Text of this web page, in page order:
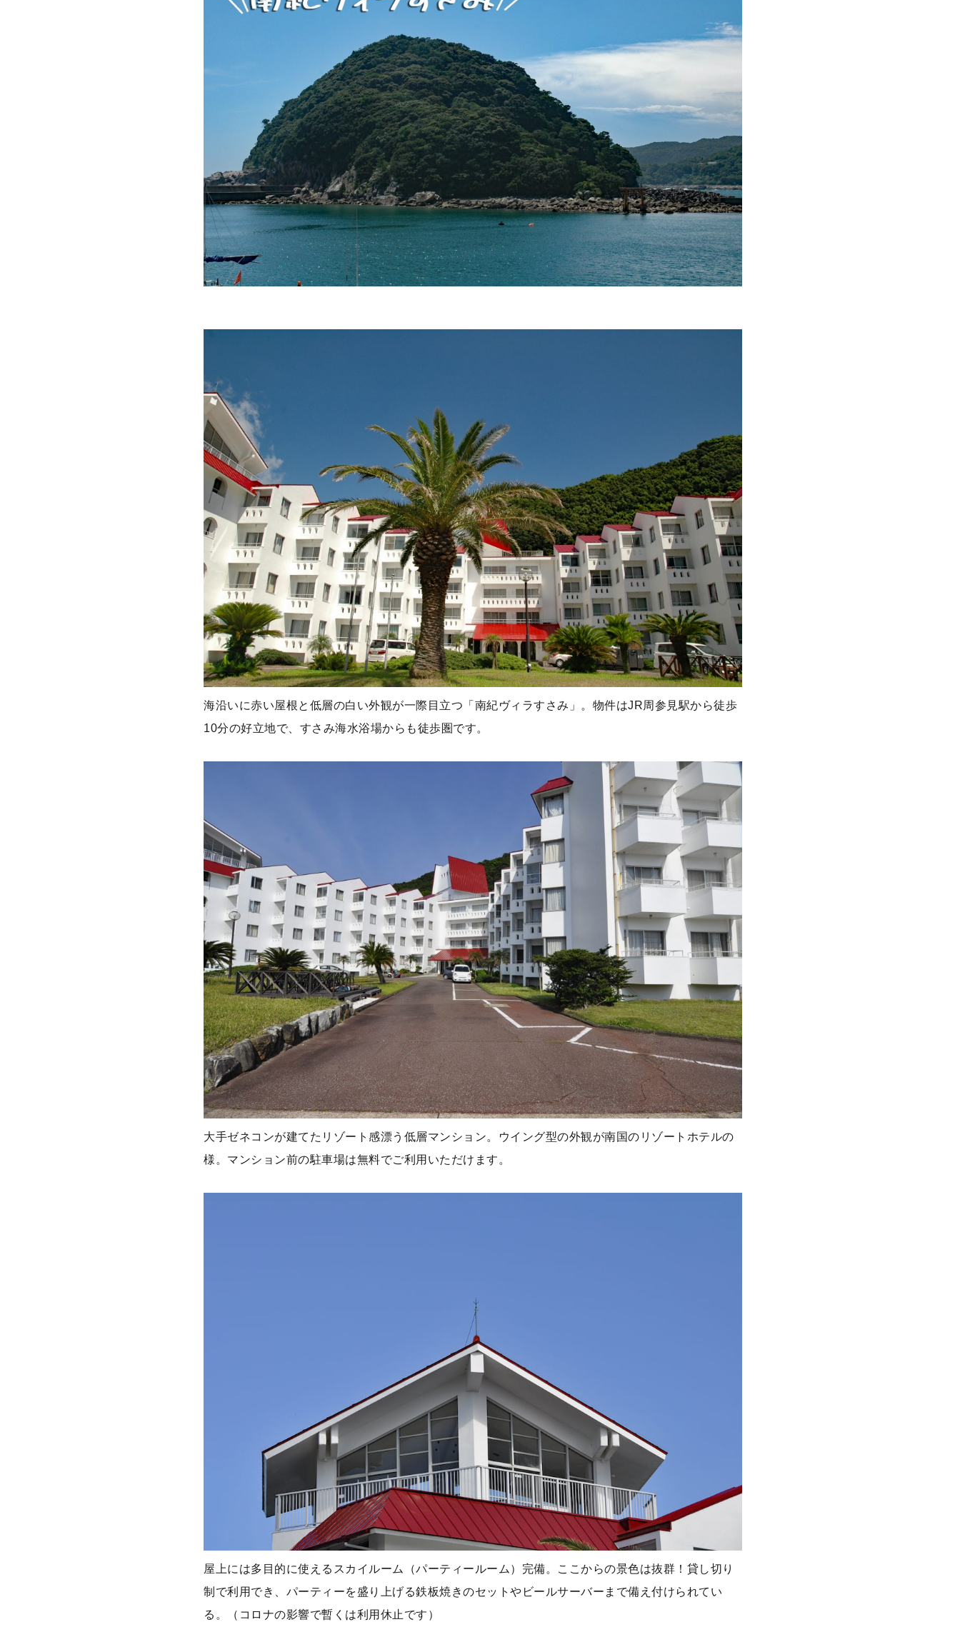
海沿いに赤い屋根と低層の白い外観が一際目立つ「南紀ヴィラすさみ」。物件はJR周参見駅から徒歩
10分の好立地で、すさみ海水浴場からも徒歩圏です。
大手ゼネコンが建てたリゾート感漂う低層マンション。ウイング型の外観が南国のリゾートホテルの
様。マンション前の駐車場は無料でご利用いただけます。
屋上には多目的に使えるスカイルーム（パーティールーム）完備。ここからの景色は抜群！貸し切り
制で利用でき、パーティーを盛り上げる鉄板焼きのセットやビールサーバーまで備え付けられてい
る。（コロナの影響で暫くは利用休止です）